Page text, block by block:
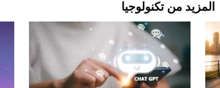
Aston Martin Valiant: على هوى الأبطال
المزيد من تكنولوجيا